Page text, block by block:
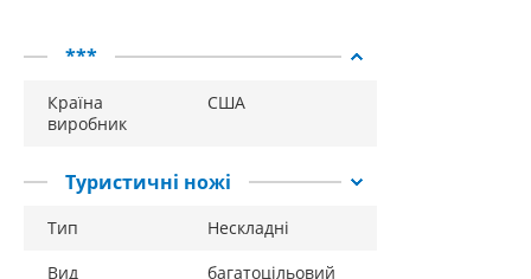
***
Країна
виробник
США
Туристичні ножі
Тип
Нескладні
Вид
багатоцільовий